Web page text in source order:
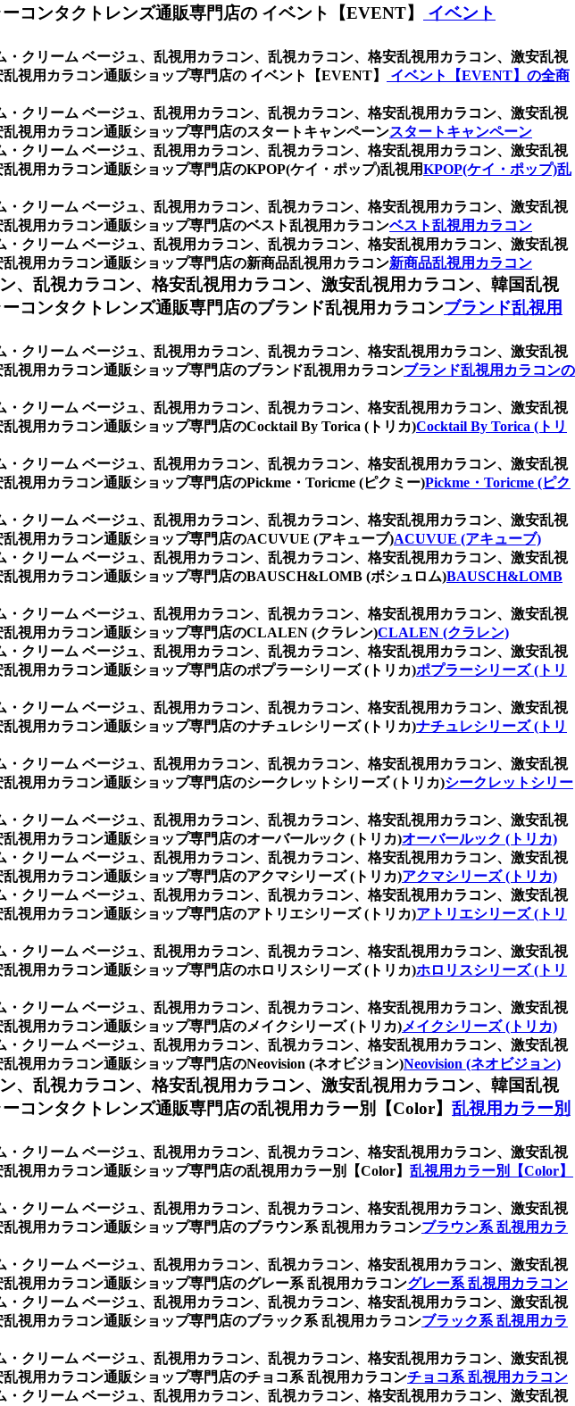
コンタクトレンズ通販専門店の イベント【EVENT】
イベント
・クリーム ベージュ、乱視用カラコン、乱視カラコン、格安乱視用カラコン、激安乱視
視用カラコン通販ショップ専門店の イベント【EVENT】
イベント【EVENT】の全商
・クリーム ベージュ、乱視用カラコン、乱視カラコン、格安乱視用カラコン、激安乱視
視用カラコン通販ショップ専門店のスタートキャンペーンスタートキャンペーン
・クリーム ベージュ、乱視用カラコン、乱視カラコン、格安乱視用カラコン、激安乱視
視用カラコン通販ショップ専門店のKPOP(ケイ・ポップ)乱視用KPOP(ケイ・ポップ)乱
・クリーム ベージュ、乱視用カラコン、乱視カラコン、格安乱視用カラコン、激安乱視
視用カラコン通販ショップ専門店のベスト乱視用カラコンベスト乱視用カラコン
・クリーム ベージュ、乱視用カラコン、乱視カラコン、格安乱視用カラコン、激安乱視
視用カラコン通販ショップ専門店の新商品乱視用カラコン新商品乱視用カラコン
、乱視カラコン、格安乱視用カラコン、激安乱視用カラコン、韓国乱視
コンタクトレンズ通販専門店のブランド乱視用カラコンブランド乱視用
・クリーム ベージュ、乱視用カラコン、乱視カラコン、格安乱視用カラコン、激安乱視
視用カラコン通販ショップ専門店のブランド乱視用カラコンブランド乱視用カラコンの
・クリーム ベージュ、乱視用カラコン、乱視カラコン、格安乱視用カラコン、激安乱視
視用カラコン通販ショップ専門店のCocktail By Torica (トリカ)Cocktail By Torica (トリ
・クリーム ベージュ、乱視用カラコン、乱視カラコン、格安乱視用カラコン、激安乱視
視用カラコン通販ショップ専門店のPickme・Toricme (ピクミー)Pickme・Toricme (ピク
・クリーム ベージュ、乱視用カラコン、乱視カラコン、格安乱視用カラコン、激安乱視
視用カラコン通販ショップ専門店のACUVUE (アキューブ)ACUVUE (アキューブ)
・クリーム ベージュ、乱視用カラコン、乱視カラコン、格安乱視用カラコン、激安乱視
視用カラコン通販ショップ専門店のBAUSCH&LOMB (ボシュロム)BAUSCH&LOMB
・クリーム ベージュ、乱視用カラコン、乱視カラコン、格安乱視用カラコン、激安乱視
視用カラコン通販ショップ専門店のCLALEN (クラレン)CLALEN (クラレン)
・クリーム ベージュ、乱視用カラコン、乱視カラコン、格安乱視用カラコン、激安乱視
視用カラコン通販ショップ専門店のポプラーシリーズ (トリカ)ポプラーシリーズ (トリ
・クリーム ベージュ、乱視用カラコン、乱視カラコン、格安乱視用カラコン、激安乱視
視用カラコン通販ショップ専門店のナチュレシリーズ (トリカ)ナチュレシリーズ (トリ
・クリーム ベージュ、乱視用カラコン、乱視カラコン、格安乱視用カラコン、激安乱視
視用カラコン通販ショップ専門店のシークレットシリーズ (トリカ)シークレットシリー
・クリーム ベージュ、乱視用カラコン、乱視カラコン、格安乱視用カラコン、激安乱視
視用カラコン通販ショップ専門店のオーバールック (トリカ)オーバールック (トリカ)
・クリーム ベージュ、乱視用カラコン、乱視カラコン、格安乱視用カラコン、激安乱視
視用カラコン通販ショップ専門店のアクマシリーズ (トリカ)アクマシリーズ (トリカ)
・クリーム ベージュ、乱視用カラコン、乱視カラコン、格安乱視用カラコン、激安乱視
視用カラコン通販ショップ専門店のアトリエシリーズ (トリカ)アトリエシリーズ (トリ
・クリーム ベージュ、乱視用カラコン、乱視カラコン、格安乱視用カラコン、激安乱視
視用カラコン通販ショップ専門店のホロリスシリーズ (トリカ)ホロリスシリーズ (トリ
・クリーム ベージュ、乱視用カラコン、乱視カラコン、格安乱視用カラコン、激安乱視
視用カラコン通販ショップ専門店のメイクシリーズ (トリカ)メイクシリーズ (トリカ)
・クリーム ベージュ、乱視用カラコン、乱視カラコン、格安乱視用カラコン、激安乱視
視用カラコン通販ショップ専門店のNeovision (ネオビジョン)Neovision (ネオビジョン)
、乱視カラコン、格安乱視用カラコン、激安乱視用カラコン、韓国乱視
コンタクトレンズ通販専門店の乱視用カラー別【Color】 乱視用カラー別
・クリーム ベージュ、乱視用カラコン、乱視カラコン、格安乱視用カラコン、激安乱視
視用カラコン通販ショップ専門店の乱視用カラー別【Color】 乱視用カラー別【Color】
・クリーム ベージュ、乱視用カラコン、乱視カラコン、格安乱視用カラコン、激安乱視
視用カラコン通販ショップ専門店のブラウン系 乱視用カラコンブラウン系 乱視用カラ
・クリーム ベージュ、乱視用カラコン、乱視カラコン、格安乱視用カラコン、激安乱視
視用カラコン通販ショップ専門店のグレー系 乱視用カラコングレー系 乱視用カラコン
・クリーム ベージュ、乱視用カラコン、乱視カラコン、格安乱視用カラコン、激安乱視
視用カラコン通販ショップ専門店のブラック系 乱視用カラコンブラック系 乱視用カラ
・クリーム ベージュ、乱視用カラコン、乱視カラコン、格安乱視用カラコン、激安乱視
視用カラコン通販ショップ専門店のチョコ系 乱視用カラコンチョコ系 乱視用カラコン
・クリーム ベージュ、乱視用カラコン、乱視カラコン、格安乱視用カラコン、激安乱視